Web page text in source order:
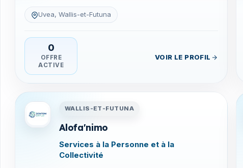
Uvea, Wallis-et-Futuna
0
OFFRE
ACTIVE
VOIR LE PROFIL
WALLIS-ET-FUTUNA
Alofa'nimo
Services à la Personne et à la
Collectivité
Entreprises en Wallis-et-Futuna